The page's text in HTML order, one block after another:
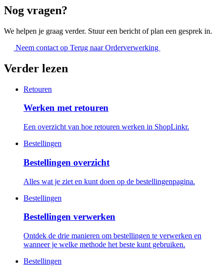
Nog vragen?
We helpen je graag verder. Stuur een bericht of plan een gesprek in.
Neem contact op Terug naar Orderverwerking
Verder lezen
Retouren
Werken met retouren
Een overzicht van hoe retouren werken in ShopLinkr.
Bestellingen
Bestellingen overzicht
Alles wat je ziet en kunt doen op de bestellingenpagina.
Bestellingen
Bestellingen verwerken
Ontdek de drie manieren om bestellingen te verwerken en
wanneer je welke methode het beste kunt gebruiken.
Bestellingen